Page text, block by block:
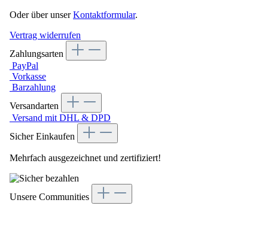
Oder über unserKontaktformular.
Vertrag widerrufen
Zahlungsarten
PayPal
Vorkasse
Barzahlung
Versandarten
Versand mit DHL & DPD
Sicher Einkaufen
Mehrfach ausgezeichnet und zertifiziert!
Unsere Communities